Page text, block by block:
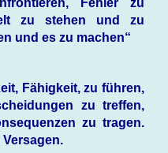
Fehler zu
zu stehen und zu
und es zu machen“
Fähigkeit, zu führen,
zu treffen,
zu tragen.